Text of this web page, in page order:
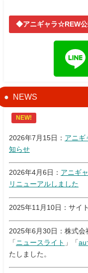
◆アニギャラ☆REW公
NEWS
NEW!
2026年7月15日： アニギ
知らせ
2026年4月6日： アニギ
リニューアルしました
2025年11月10日：サイ
2025年6月30日：株式会
「 ニュースライト 」「au
たしました。